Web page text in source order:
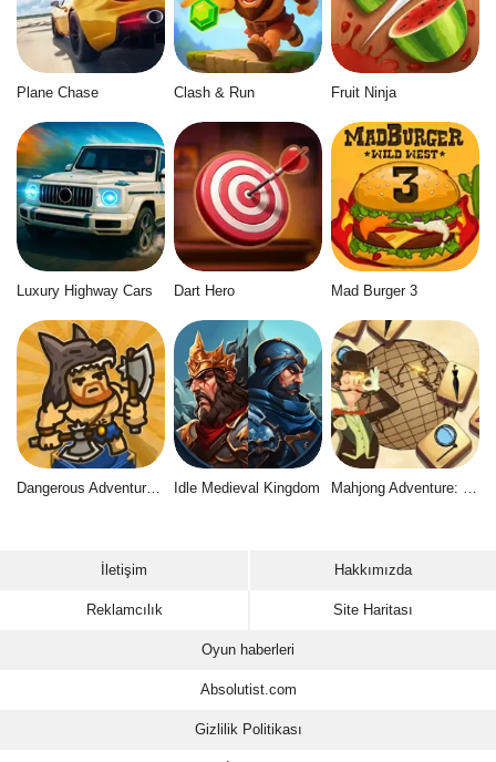
Plane Chase Clash & Run Fruit Ninja
Luxury Highway Cars Dart Hero Mad Burger 3
Idle Medieval Kingdom
İletişim Hakkımızda
Reklamcılık Site Haritası
Oyun haberleri
Absolutist.com
Gizlilik Politikası